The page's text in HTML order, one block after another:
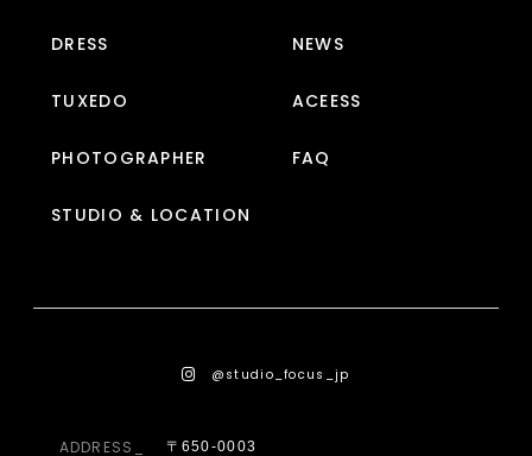
DRESS
TUXEDO
PHOTOGRAPHER
STUDIO & LOCATION
NEWS
ACEESS
FAQ
@studio_focus_jp
ADDRESS_ 〒650-0003